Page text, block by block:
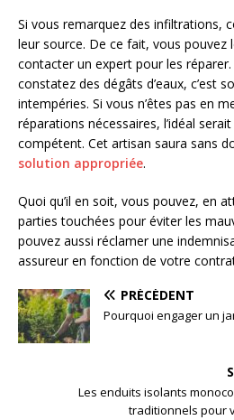
Si vous remarquez des infiltrations,
leur source. De ce fait, vous pouvez
contacter un expert pour les
constatez des dégâts d’eaux, c’est
intempéries. Si vous n’êtes pas en
réparations nécessaires, l’idéal
compétent. Cet artisan saura sans
solution appropriée.
Quoi qu’il en soit, vous pouvez, en
parties touchées pour éviter les
pouvez aussi réclamer une
assureur en fonction de votre
PRÉCÉDENT
Pourquoi engager un
Les enduits isolants
traditionnels pour